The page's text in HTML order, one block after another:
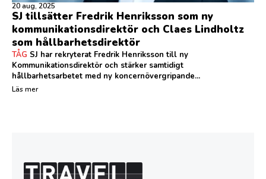
20 aug, 2025
SJ tillsätter Fredrik Henriksson som ny
kommunikationsdirektör och Claes Lindholtz
som hållbarhetsdirektör
TÅG SJ har rekryterat Fredrik Henriksson till ny
Kommunikationsdirektör och stärker samtidigt
hållbarhetsarbetet med ny koncernövergripande...
Läs mer